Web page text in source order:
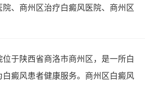
、商州区治疗白癜风医院、商州区
于陕西省商洛市商州区，是一所白
癜风患者健康服务。商州区白癜风